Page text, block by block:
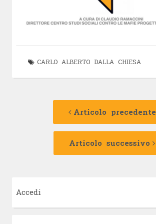
CARLO ALBERTO DALLA CHIESA
Navigazione
Articolo precedente
Articolo successivo
Accedi